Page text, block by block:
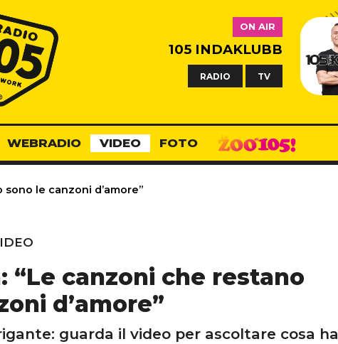
Radio 105
ON AIR
105 INDAKLUBB
RADIO TV
WEBRADIO VIDEO FOTO
sono le canzoni d’amore”
“Le canzoni che restano
d’amore”
guarda il video per ascoltare cosa ha